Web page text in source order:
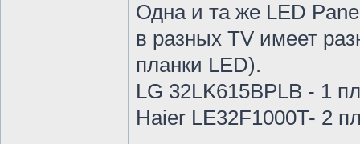
Одна и та же LED
в разных TV имеет
планки LED).
LG 32LK615BPLB - 1
Haier LE32F1000T- 2